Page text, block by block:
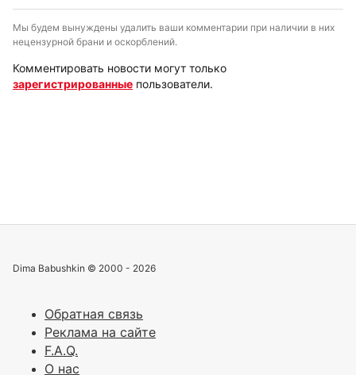
Мы будем вынуждены удалить ваши комментарии при наличии в них
нецензурной брани и оскорблений.
Комментировать новости могут только
зарегистрированные пользователи.
Dima Babushkin © 2000 - 2026
Обратная связь
Реклама на сайте
F.A.Q.
О нас